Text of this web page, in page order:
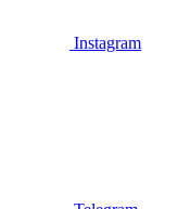
Instagram